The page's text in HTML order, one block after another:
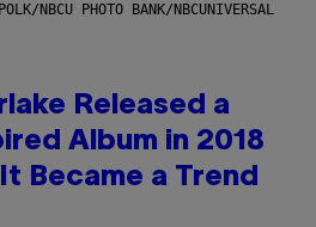
NBCU PHOTO BANK/NBCUNIVERSAL
Released a
Album in 2018
Became a Trend